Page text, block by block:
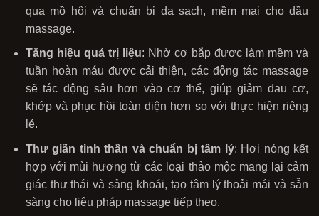
qua mồ hôi và chuẩn bị da sạch, mềm mại cho dầu
massage.
Tăng hiệu quả trị liệu: Nhờ cơ bắp được làm mềm và
tuần hoàn máu được cải thiện, các động tác massage
sẽ tác động sâu hơn vào cơ thể, giúp giảm đau cơ,
khớp và phục hồi toàn diện hơn so với thực hiện riêng
lẻ.
Thư giãn tinh thần và chuẩn bị tâm lý: Hơi nóng kết
hợp với mùi hương từ các loại thảo mộc mang lại cảm
giác thư thái và sảng khoái, tạo tâm lý thoải mái và sẵn
sàng cho liệu pháp massage tiếp theo.